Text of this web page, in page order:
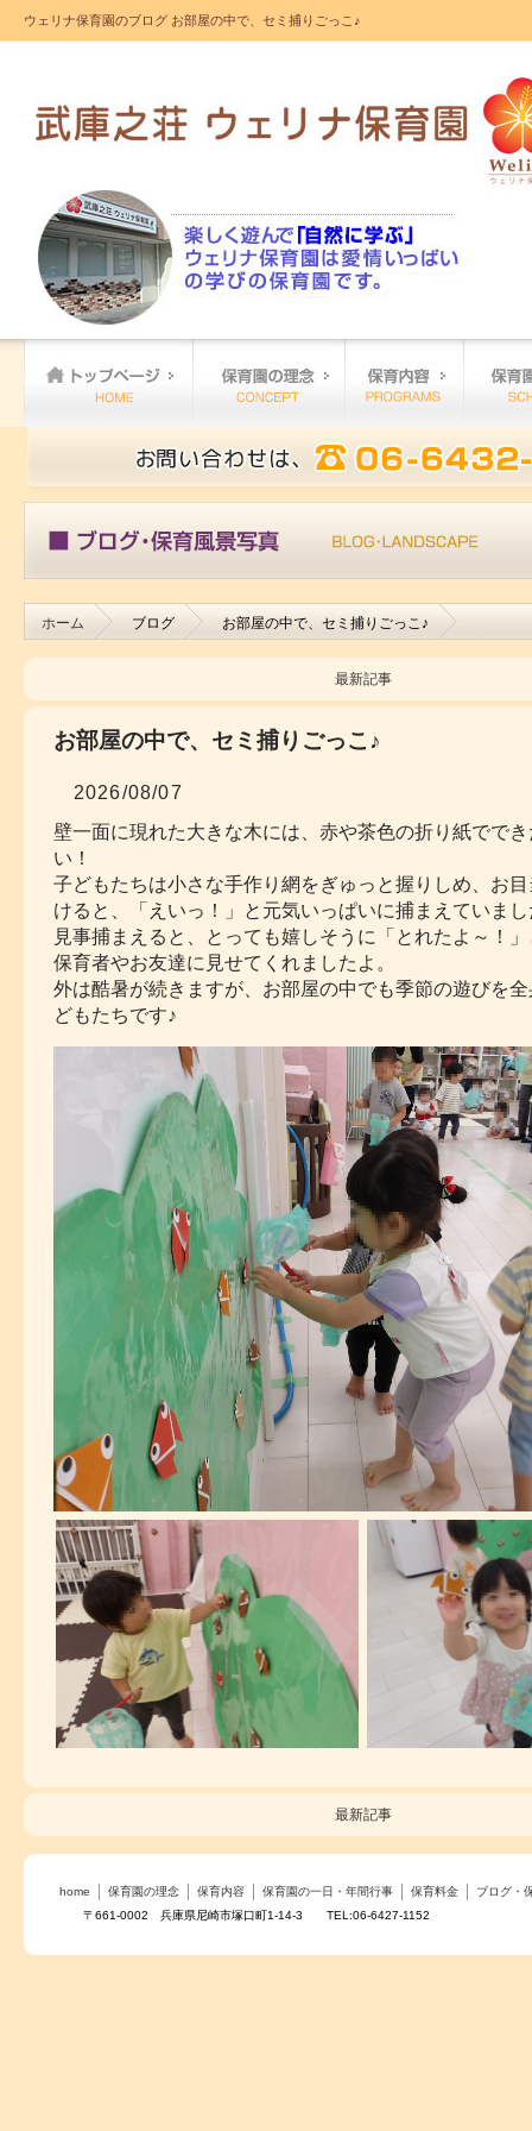
ウェリナ保育園のブログ お部屋の中で、セミ捕りごっこ♪
ホーム ブログ お部屋の中で、セミ捕りごっこ♪
最新記事
お部屋の中で、セミ捕りごっこ♪
2026/08/07
壁一面に現れた大きな木には、赤や茶色の折り紙でで
い！
子どもたちは小さな手作り網をぎゅっと握りしめ、お
けると、「えいっ！」と元気いっぱいに捕まえていまし
見事捕まえると、とっても嬉しそうに「とれたよ～！
保育者やお友達に見せてくれましたよ。
外は酷暑が続きますが、お部屋の中でも季節の遊びを
どもたちです♪
最新記事
home 保育園の理念 保育内容 保育園の一日・年間行事 保育料金
ブログ・
〒661-0002 兵庫県尼崎市塚口町1-14-3 TEL:06-6427-1152